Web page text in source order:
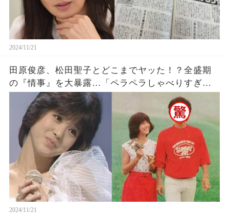
2024/11/21
田原俊彦、松田聖子とどこまでヤッた！？全盛期
の『情事』を大暴露…「ペラペラしゃべりすぎ」
「聖子ちゃんの身にもなって」
2024/11/21